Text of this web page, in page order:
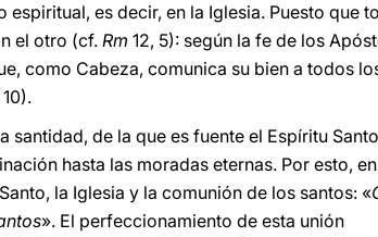
es decir, en la Iglesia. Puesto que
el otro (cf. Rm 12, 5): según la fe de los
como Cabeza, comunica su bien a todos
de la que es fuente el Espíritu
hasta las moradas eternas. Por esto,
la Iglesia y la comunión de los santos: «
». El perfeccionamiento de esta unión